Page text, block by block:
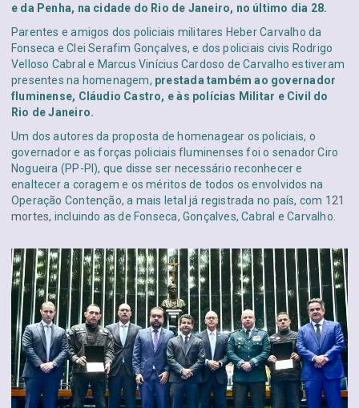
e da Penha, na cidade do Rio de Janeiro, no último dia 28.
Parentes e amigos dos policiais militares Heber Carvalho da
Fonseca e Clei Serafim Gonçalves, e dos policiais civis Rodrigo
Velloso Cabral e Marcus Vinícius Cardoso de Carvalho estiveram
presentes na homenagem, prestada também ao governador
fluminense, Cláudio Castro, e às polícias Militar e Civil do
Rio de Janeiro.
Um dos autores da proposta de homenagear os policiais, o
governador e as forças policiais fluminenses foi o senador Ciro
Nogueira (PP-PI), que disse ser necessário reconhecer e
enaltecer a coragem e os méritos de todos os envolvidos na
Operação Contenção, a mais letal já registrada no país, com 121
mortes, incluindo as de Fonseca, Gonçalves, Cabral e Carvalho.